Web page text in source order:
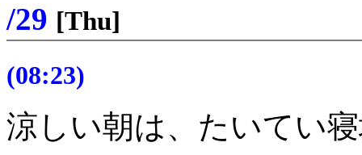
/29 [Thu]
(08:23)
涼しい朝は、たいてい